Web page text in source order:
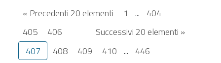
« Precedenti 20 elementi
Successivi 20 elementi »
1 ... 404
405
406
407
408 409 410 ... 446